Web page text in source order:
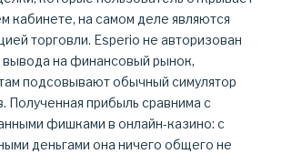
кабинете, на самом деле являются
торговли. Esperio не авторизован
вывода на финансовый рынок,
подсовывают обычный симулятор
Полученная прибыль сравнима с
фишками в онлайн-казино: с
деньгами она ничего общего не